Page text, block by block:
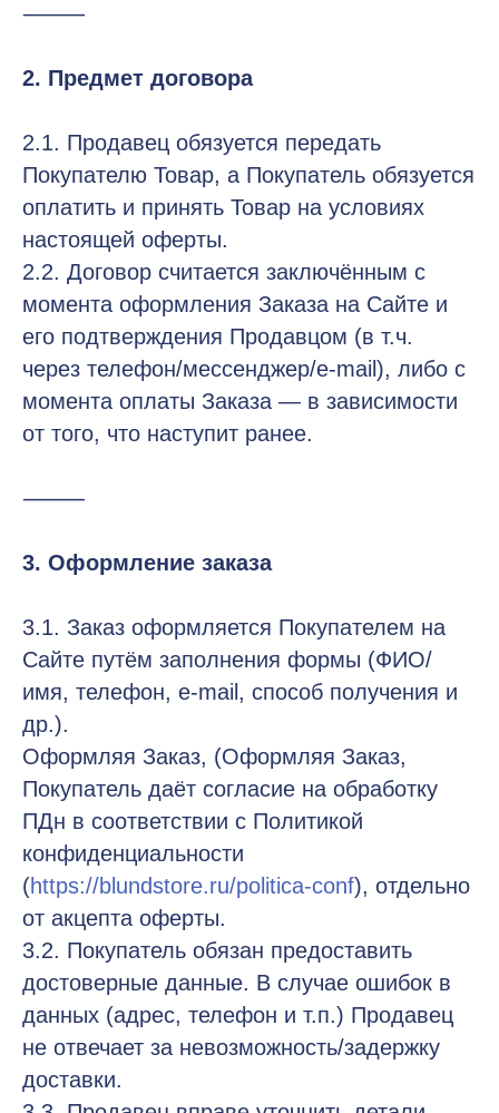
⸻
2. Предмет договора
2.1. Продавец обязуется передать
Покупателю Товар, а Покупатель обязуется
оплатить и принять Товар на условиях
настоящей оферты.
2.2. Договор считается заключённым с
момента оформления Заказа на Сайте и
его подтверждения Продавцом (в т.ч.
через телефон/мессенджер/e-mail), либо с
момента оплаты Заказа — в зависимости
от того, что наступит ранее.
⸻
3. Оформление заказа
3.1. Заказ оформляется Покупателем на
Сайте путём заполнения формы (ФИО/
имя, телефон, e-mail, способ получения и
др.).
Оформляя Заказ, (Оформляя Заказ,
Покупатель даёт согласие на обработку
ПДн в соответствии с Политикой
конфиденциальности
(https://blundstore.ru/politica-conf), отдельно
от акцепта оферты.
3.2. Покупатель обязан предоставить
достоверные данные. В случае ошибок в
данных (адрес, телефон и т.п.) Продавец
не отвечает за невозможность/задержку
доставки.